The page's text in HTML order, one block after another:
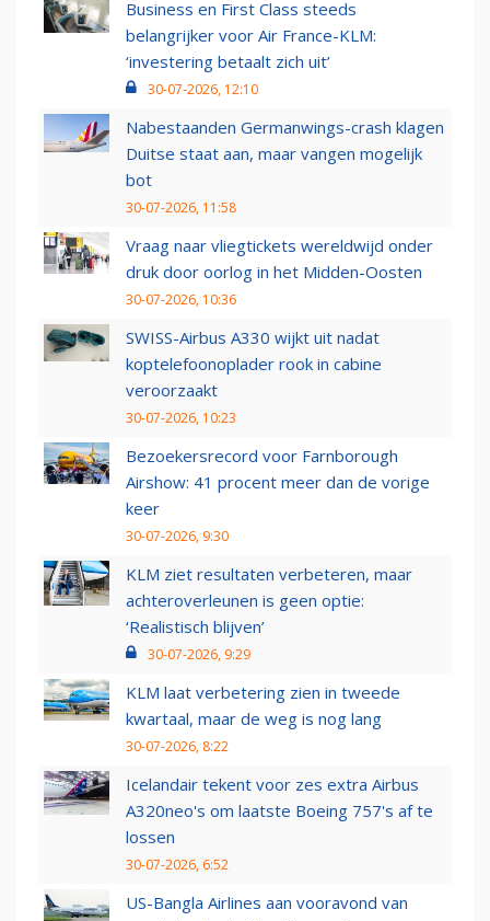
Business en First Class steeds
belangrijker voor Air France-KLM:
‘investering betaalt zich uit’
30-07-2026, 12:10
Nabestaanden Germanwings-crash klagen
Duitse staat aan, maar vangen mogelijk
bot
30-07-2026, 11:58
Vraag naar vliegtickets wereldwijd onder
druk door oorlog in het Midden-Oosten
30-07-2026, 10:36
SWISS-Airbus A330 wijkt uit nadat
koptelefoonoplader rook in cabine
veroorzaakt
30-07-2026, 10:23
Bezoekersrecord voor Farnborough
Airshow: 41 procent meer dan de vorige
keer
30-07-2026, 9:30
KLM ziet resultaten verbeteren, maar
achteroverleunen is geen optie:
‘Realistisch blijven’
30-07-2026, 9:29
KLM laat verbetering zien in tweede
kwartaal, maar de weg is nog lang
30-07-2026, 8:22
Icelandair tekent voor zes extra Airbus
A320neo's om laatste Boeing 757's af te
lossen
30-07-2026, 6:52
US-Bangla Airlines aan vooravond van